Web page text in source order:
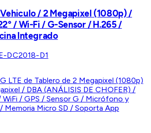
Vehiculo / 2 Megapixel (1080p) /
/ Wi-Fi / G-Sensor / H.265 /
Integrado
DC2018-D1